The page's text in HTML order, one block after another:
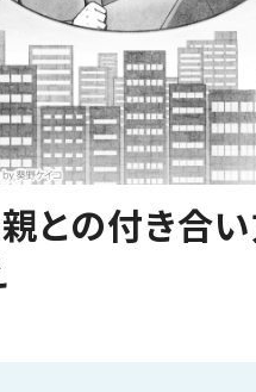
との付き合